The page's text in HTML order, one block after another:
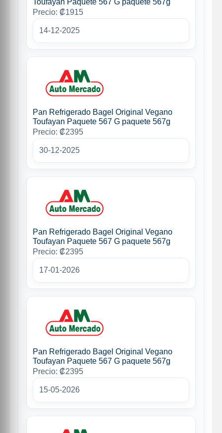
Toufayan Paquete 567 G paquete 567g
Precio: ₡1915
14-12-2025
Pan Refrigerado Bagel Original Vegano
Toufayan Paquete 567 G paquete 567g
Precio: ₡2395
30-12-2025
Pan Refrigerado Bagel Original Vegano
Toufayan Paquete 567 G paquete 567g
Precio: ₡2395
17-01-2026
Pan Refrigerado Bagel Original Vegano
Toufayan Paquete 567 G paquete 567g
Precio: ₡2395
15-05-2026